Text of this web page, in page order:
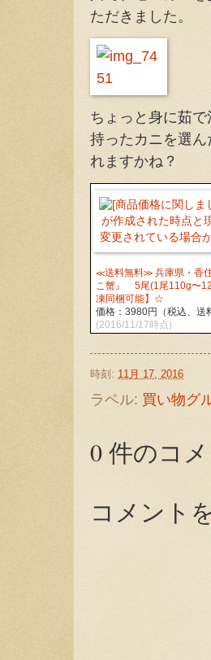
ただきました。
ちょっと身に茹
持ったカニを選
れますかね？
≪送料無料≫ 兵庫県・香
こ蟹』 5尾(1尾110g〜
凍同梱可能】☆
価格：3980円（税込、送
(2016/11/17時点)
時刻: 11月 17, 2016
ラベル: 買い物グ
0 件のコ
コメント